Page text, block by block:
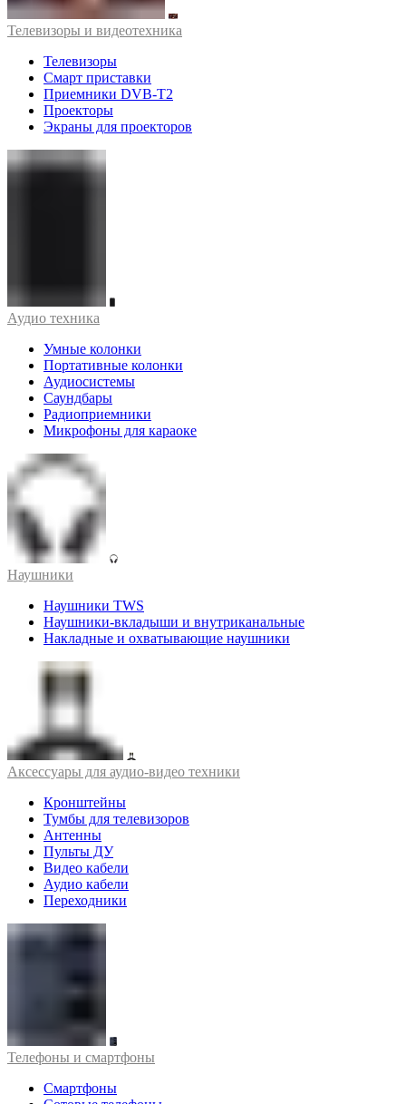
Телевизоры и видеотехника
Телевизоры
Смарт приставки
Приемники DVB-T2
Проекторы
Экраны для проекторов
Аудио техника
Умные колонки
Портативные колонки
Аудиосистемы
Саундбары
Радиоприемники
Микрофоны для караоке
Наушники
Наушники TWS
Наушники-вкладыши и внутриканальные
Накладные и охватывающие наушники
Аксессуары для аудио-видео техники
Кронштейны
Тумбы для телевизоров
Антенны
Пульты ДУ
Видео кабели
Аудио кабели
Переходники
Телефоны и смартфоны
Смартфоны